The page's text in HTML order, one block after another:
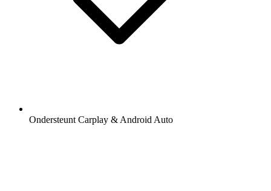
Ondersteunt Carplay & Android Auto